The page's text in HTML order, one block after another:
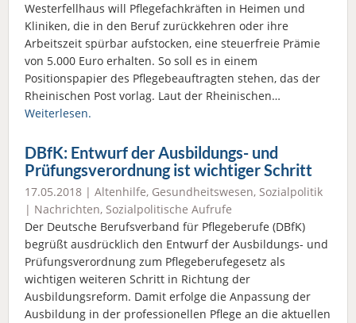
Westerfellhaus will Pflegefachkräften in Heimen und
Kliniken, die in den Beruf zurückkehren oder ihre
Arbeitszeit spürbar aufstocken, eine steuerfreie Prämie
von 5.000 Euro erhalten. So soll es in einem
Positionspapier des Pflegebeauftragten stehen, das der
Rheinischen Post vorlag. Laut der Rheinischen…
Weiterlesen.
DBfK: Entwurf der Ausbildungs- und
Prüfungsverordnung ist wichtiger Schritt
17.05.2018 | Altenhilfe, Gesundheitswesen, Sozialpolitik
| Nachrichten, Sozialpolitische Aufrufe
Der Deutsche Berufsverband für Pflegeberufe (DBfK)
begrüßt ausdrücklich den Entwurf der Ausbildungs- und
Prüfungsverordnung zum Pflegeberufegesetz als
wichtigen weiteren Schritt in Richtung der
Ausbildungsreform. Damit erfolge die Anpassung der
Ausbildung in der professionellen Pflege an die aktuellen